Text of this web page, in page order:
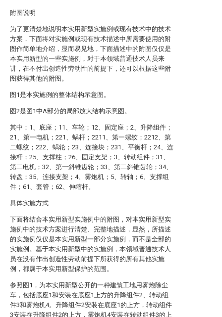
附图说明
为了更清楚地说明本实用新型实施例或现有技术中的技术
方案，下面将对实施例或现有技术描述中所需要使用的附
图作简单地介绍，显而易见地，下面描述中的附图仅仅是
本实用新型的一些实施例，对于本领域普通技术人员来
讲，在不付出创造性劳动性的前提下，还可以根据这些附
图获得其他的附图。
图1是本实施例的整体结构示意图。
图2是图1中A部分的局部放大结构示意图。
其中：1、底座；11、车轮；12、固定座；2、升降组件；
21、第一电机；221、蜗杆；2211、第一螺纹；2212、第
二螺纹；222、蜗轮；23、连接块；231、平衡杆；24、连
接杆；25、支撑柱；26、固定支架；3、转动组件；31、
第二电机；32、第一斜锥齿轮；33、第二斜锥齿轮；34、
转盘；35、连接支架；4、雾炮机；5、转轴；6、支撑组
件；61、套管；62、伸缩杆。
具体实施方式
下面将结合本实用新型实施例中的附图，对本实用新型实
施例中的技术方案进行清楚、完整地描述，显然，所描述
的实施例仅仅是本实用新型一部分实施例，而不是全部的
实施例。基于本实用新型中的实施例，本领域普通技术人
员在没有作出创造性劳动前提下所获得的所有其他实施
例，都属于本实用新型保护的范围。
参照图1，为本实用新型公开的一种建筑工地用雾炮除尘
车，包括底座1和安装在底座1上方的升降组件2、转动组
件3和雾炮机4。升降组件2安装在底座1的上方，转动组件
3安装在升降组件2的上方，雾炮机4安装在转动组件3的上